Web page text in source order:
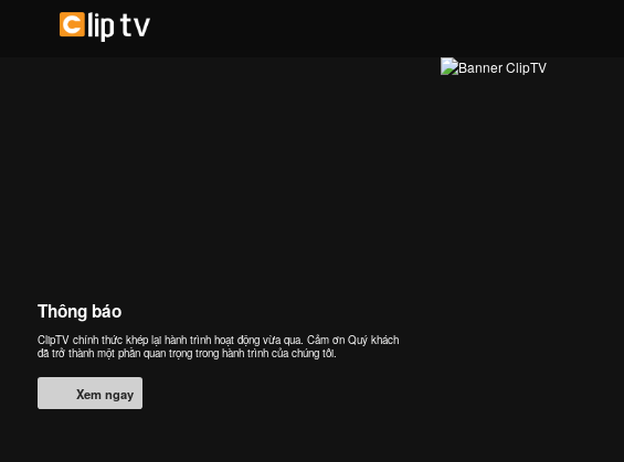
Thông báo
ClipTV chính thức khép lại hành trình hoạt động vừa qua. Cảm ơn Quý khách
đã trở thành một phần quan trọng trong hành trình của chúng tôi.
Xem ngay